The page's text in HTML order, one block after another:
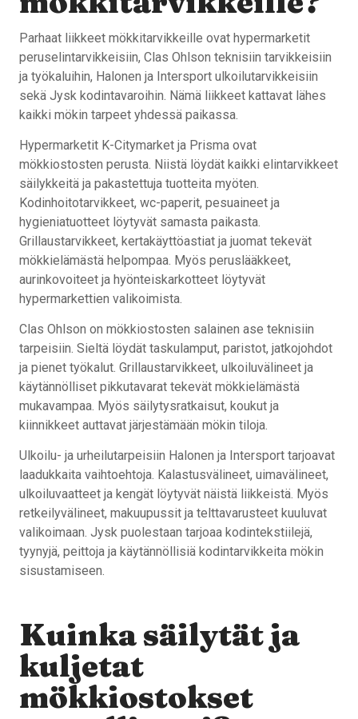
Parhaat liikkeet mökkitarvikkeille ovat hypermarketit
peruselintarvikkeisiin, Clas Ohlson teknisiin tarvikkeisiin
ja työkaluihin, Halonen ja Intersport ulkoilutarvikkeisiin
sekä Jysk kodintavaroihin. Nämä liikkeet kattavat lähes
kaikki mökin tarpeet yhdessä paikassa.
Hypermarketit K-Citymarket ja Prisma ovat
mökkiostosten perusta. Niistä löydät kaikki elintarvikkeet
säilykkeitä ja pakastettuja tuotteita myöten.
Kodinhoitotarvikkeet, wc-paperit, pesuaineet ja
hygieniatuotteet löytyvät samasta paikasta.
Grillaustarvikkeet, kertakäyttöastiat ja juomat tekevät
mökkielämästä helpompaa. Myös peruslääkkeet,
aurinkovoiteet ja hyönteiskarkotteet löytyvät
hypermarkettien valikoimista.
Clas Ohlson on mökkiostosten salainen ase teknisiin
tarpeisiin. Sieltä löydät taskulamput, paristot, jatkojohdot
ja pienet työkalut. Grillaustarvikkeet, ulkoiluvälineet ja
käytännölliset pikkutavarat tekevät mökkielämästä
mukavampaa. Myös säilytysratkaisut, koukut ja
kiinnikkeet auttavat järjestämään mökin tiloja.
Ulkoilu- ja urheilutarpeisiin Halonen ja Intersport tarjoavat
laadukkaita vaihtoehtoja. Kalastusvälineet, uimavälineet,
ulkoiluvaatteet ja kengät löytyvät näistä liikkeistä. Myös
retkeilyvälineet, makuupussit ja telttavarusteet kuuluvat
valikoimaan. Jysk puolestaan tarjoaa kodintekstiilejä,
tyynyjä, peittoja ja käytännöllisiä kodintarvikkeita mökin
sisustamiseen.
Kuinka säilytät ja
kuljetat
mökkiostokset